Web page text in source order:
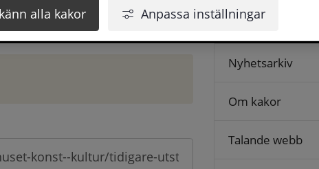
alla kakor Anpassa inställningar
tjänsten Synpunkt
Lämna synpunkt
Nyhetsarkiv
Om kakor
Talande webb